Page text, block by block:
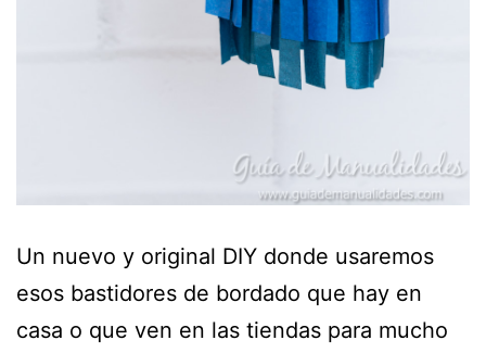
Un nuevo y original DIY donde usaremos
esos bastidores de bordado que hay en
casa o que ven en las tiendas para mucho